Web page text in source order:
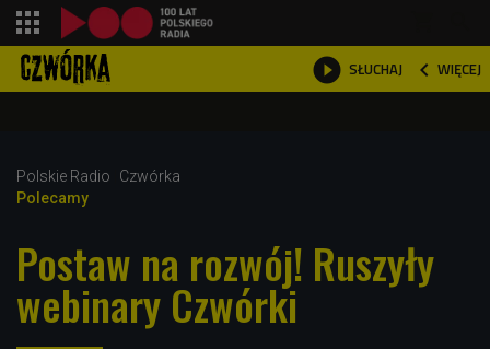
 SŁUCHAJ  WIĘCEJ

Polskie Radio
Czwórka
Polecamy
Postaw na rozwój! Ruszyły
webinary Czwórki